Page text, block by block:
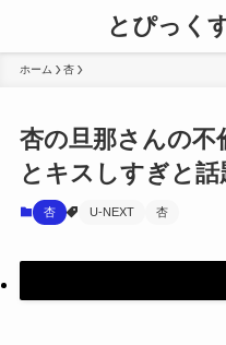
とぴっく
ホーム 杏
杏の旦那さんの不
とキスしすぎと話
杏 U-NEXT 杏